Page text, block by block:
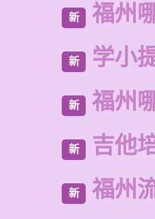
新 福州
新 学小
新 福州
新 吉他
新 福州